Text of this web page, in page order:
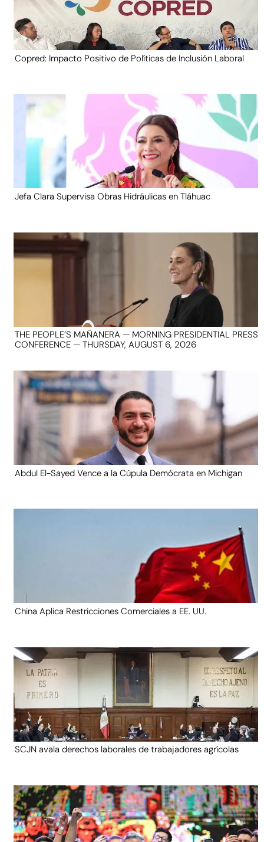
Copred: Impacto Positivo de Políticas de Inclusión Laboral
Jefa Clara Supervisa Obras Hidráulicas en Tláhuac
THE PEOPLE’S MAÑANERA — MORNING PRESIDENTIAL PRESS
CONFERENCE — THURSDAY, AUGUST 6, 2026
Abdul El-Sayed Vence a la Cúpula Demócrata en Michigan
China Aplica Restricciones Comerciales a EE. UU.
SCJN avala derechos laborales de trabajadores agrícolas